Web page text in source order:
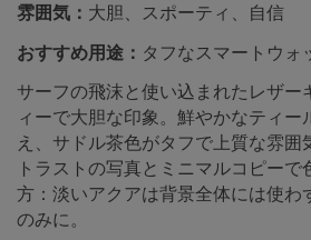
雰囲気： 大胆、スポーティ、自信
おすすめ用途： タフなスマートウォ
サーフの飛沫と使い込まれたレザー
ィーで大胆な印象。鮮やかなティー
え、サドル茶色がタフで上質な雰囲
トラストの写真とミニマルコピーで
方：淡いアクアは背景全体には使わ
のみに。